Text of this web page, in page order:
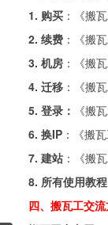
1. 购买 ：《搬
2. 续费 ：《搬
3. 机房 ：《搬
4. 迁移 ：《搬
5. 登录：
《搬
6. 换IP ：《搬
7. 建站 ：《搬
8. 所有使用教程
四、搬瓦工交